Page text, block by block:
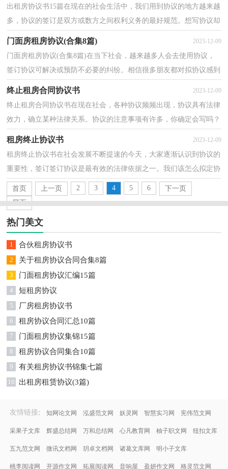
出租房协议书15篇在现在的社会生活中，我们用到协议的地方越来越
多，协议的签订是双方或数方之间权利义务的最好规范。想写协议却
不知道该请教谁？以下是小编收集整理的出租房协议...
门面房租房协议(合集8篇) 2023-12-09
门面房租房协议(合集8篇)在当下社会，越来越多人会去使用协议，
签订协议可解决或预防不必要的纠纷。相信很多朋友都对拟协议感到
非常苦恼吧，以下是小编收集整理的门面房租房协议，...
终止租房合同协议书 2023-12-09
终止租房合同协议书在现在社会，各种协议频频出现，协议具有法律
效力，确立某种法律关系。协议的注意事项有许多，你确定会写吗？
以下是小编收集整理的终止租房合同协议书，希望对大家有...
租房终止协议书 2023-12-09
租房终止协议书在社会发展不断提速的今天，大家逐渐认识到协议的
重要性，签订签订协议是最有效的法律依据之一。我们该怎么拟定协
议呢？下面是小编收集整理的租房终止协议书，供大家...
首页 上一页 2 3 4 5 6
下一页
尾页
热门美文
1 合伙租房协议书
2 关于租房协议合同合集8篇
3 门面租房协议汇编15篇
4 短租房协议
5 厂房租房协议书
6 租房协议合同汇总10篇
7 门面租房协议集锦15篇
8 租房协议合同集合10篇
9 有关租房协议书锦集七篇
10 出租房租赁协议(3篇)
友情链接: 知网论文网 泓盛范文网 妖灵网 智慧实习网 宪伟范文网
采果子文库 辉盛总结网 万和总结网 心凡教育网 柚子职文网 纽扣文库
五九范文网 微讯文档网 玥卓文档网 诸葛文库网 明小子文库
桃李阅读网 开源作文网 拓展阅读网 音响屋 盈妍作文网 格灵范文网